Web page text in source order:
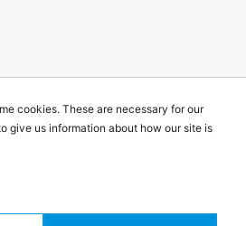
Inc. All Rights Reserved.
cookies. These are necessary for our
give us information about how our site is